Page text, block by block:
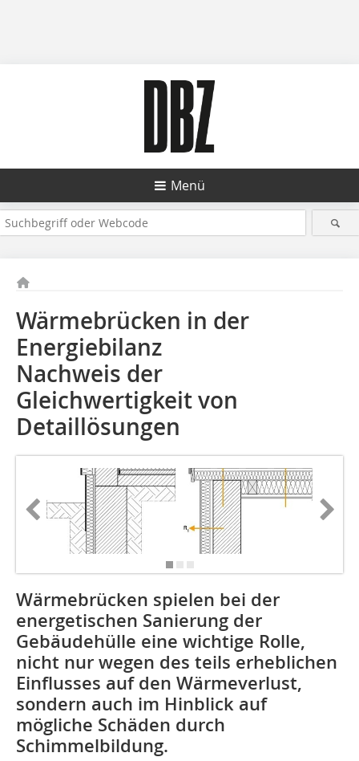
Menü
Wärmebrücken in der
Energiebilanz
Nachweis der
Gleichwertigkeit von
Detaillösungen
Wärmebrücken spielen bei der
energetischen Sanierung der
Gebäudehülle eine wichtige Rolle,
nicht nur wegen des teils erheblichen
Einflusses auf den Wärmeverlust,
sondern auch im Hinblick auf
mögliche Schäden durch
Schimmelbildung.